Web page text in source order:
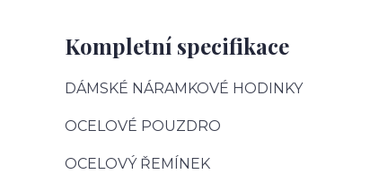
Kompletní specifikace
DÁMSKÉ NÁRAMKOVÉ HODINKY
OCELOVÉ POUZDRO
OCELOVÝ ŘEMÍNEK